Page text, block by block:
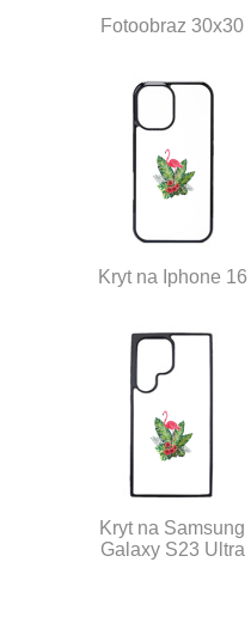
Fotoobraz 30x30
Kryt na Iphone 16
Kryt na Samsung
Galaxy S23 Ultra